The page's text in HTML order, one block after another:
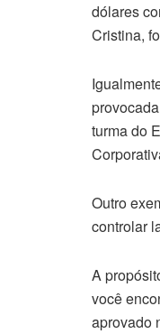
dólares
Cristina,
turma do
Outro
controlar
A
você
aprovado